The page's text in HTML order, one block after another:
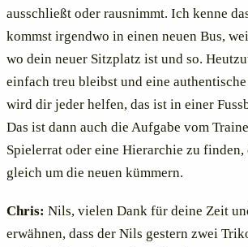
ausschließt oder rausnimmt. Ich kenne
kommst irgendwo in einen neuen Bus,
wo dein neuer Sitzplatz ist und so.
einfach treu bleibst und eine
wird dir jeder helfen, das ist in einer
Das ist dann auch die Aufgabe vom
Spielerrat oder eine Hierarchie zu finden,
gleich um die neuen kümmern.
Chris: Nils, vielen Dank für deine Zeit
erwähnen, dass der Nils gestern zwei